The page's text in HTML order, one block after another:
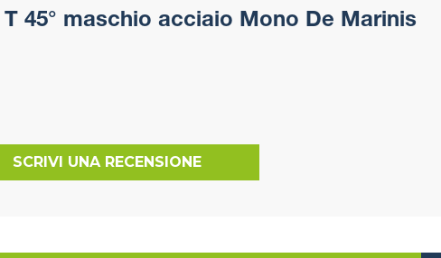
45° maschio acciaio Mono De Marinis
SCRIVI UNA RECENSIONE